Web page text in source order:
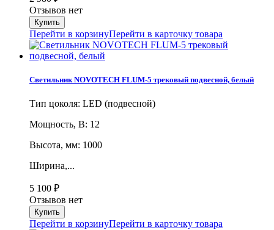
Отзывов нет
Перейти в корзинуПерейти в карточку товара
Светильник NOVOTECH FLUM-5 трековый подвесной, белый
Тип цоколя: LED (подвесной)
Мощность, В: 12
Высота, мм: 1000
Ширина,...
5 100 ₽
Отзывов нет
Перейти в корзинуПерейти в карточку товара